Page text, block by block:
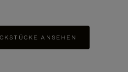
ANSEHEN